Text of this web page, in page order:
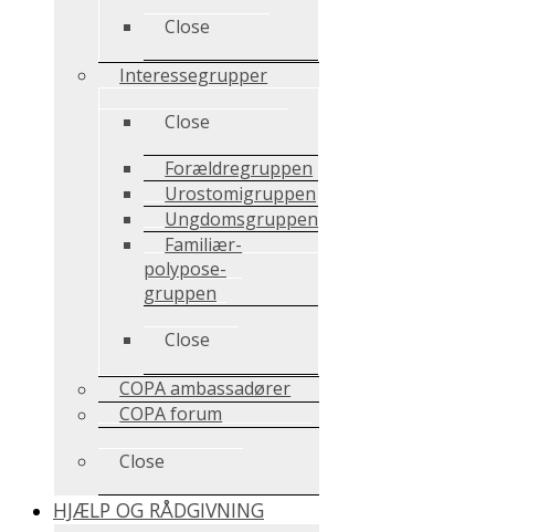
Close
Interessegrupper
Close
Forældregruppen
Urostomigruppen
Ungdomsgruppen
Familiær-
polypose-
gruppen
Close
COPA ambassadører
COPA forum
Close
HJÆLP OG RÅDGIVNING